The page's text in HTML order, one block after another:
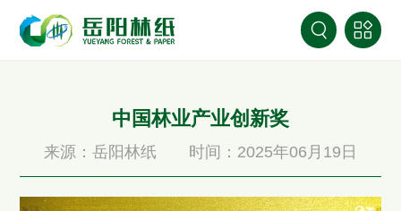
中国林业产业创新奖
来源：岳阳林纸 时间：2025年06月19日